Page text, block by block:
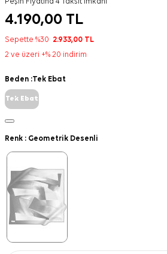
4.190,00 TL
Sepette %30 2.933,00 TL
2 ve üzeri +% 20 indirim
Beden :Tek Ebat
Tek Ebat
Renk : Geometrik Desenli